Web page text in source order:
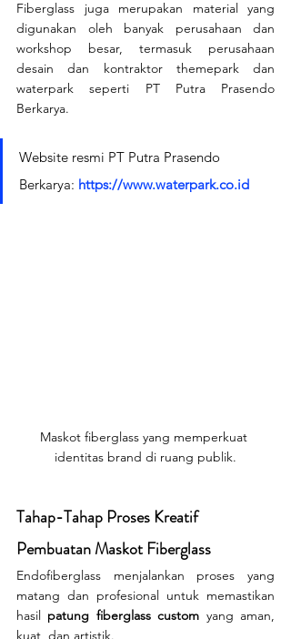
Fiberglass juga merupakan material yang
digunakan oleh banyak perusahaan dan
workshop besar, termasuk perusahaan
desain dan kontraktor themepark dan
waterpark seperti PT Putra Prasendo
Berkarya.
Website resmi PT Putra Prasendo
Berkarya: https://www.waterpark.co.id
Maskot fiberglass yang memperkuat
identitas brand di ruang publik.
Tahap-Tahap Proses Kreatif
Pembuatan Maskot Fiberglass
Endofiberglass menjalankan proses yang
matang dan profesional untuk memastikan
hasil patung fiberglass custom yang aman,
kuat, dan artistik.